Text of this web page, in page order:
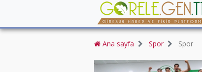
Ana sayfa Spor Spor